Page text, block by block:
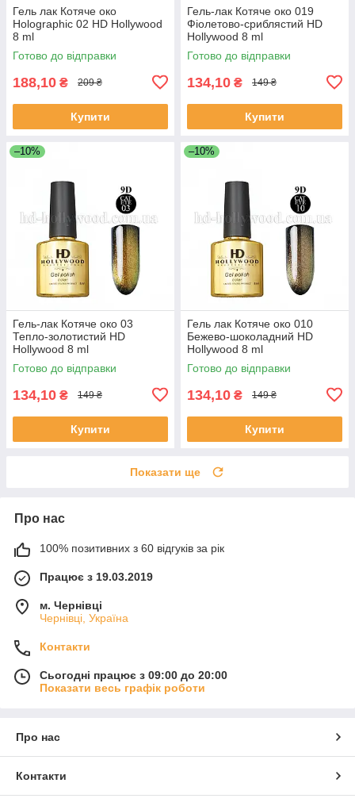
Гель лак Котяче око
Holographic 02 HD Hollywood
8 ml
Готово до відправки
188,10 ₴ 209 ₴
Купити
Гель-лак Котяче око 019
Фіолетово-сриблястий HD
Hollywood 8 ml
Готово до відправки
134,10 ₴ 149 ₴
Купити
–10%
Гель-лак Котяче око 03
Тепло-золотистий HD
Hollywood 8 ml
Готово до відправки
134,10 ₴ 149 ₴
Купити
–10%
Гель лак Котяче око 010
Бежево-шоколадний HD
Hollywood 8 ml
Готово до відправки
134,10 ₴ 149 ₴
Купити
Показати ще
Про нас
100% позитивних з 60 відгуків за рік
Працює з 19.03.2019
м. Чернівці
Чернівці, Україна
Контакти
Сьогодні працює з 09:00 до 20:00
Показати весь графік роботи
Про нас
Контакти